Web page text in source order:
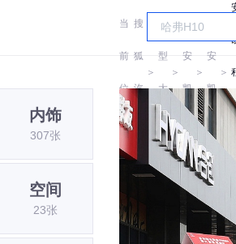
当
前
位
置:
搜
狐
汽
＞
车
型
大
全
＞
长
安
凯
＞
安
凯
＞
内饰
307张
空间
23张